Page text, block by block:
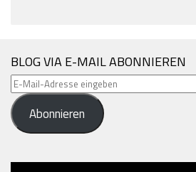
BLOG VIA E-MAIL ABONNIEREN
E-
Mail-
Adresse
eingeben
Abonnieren